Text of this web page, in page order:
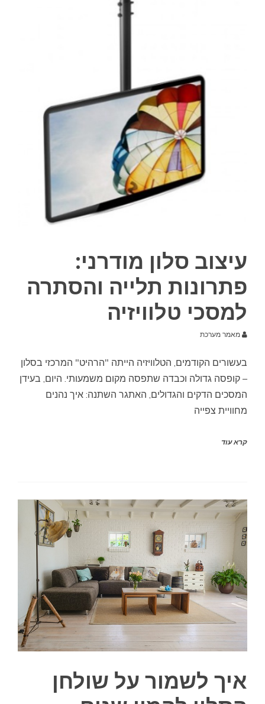
עיצוב סלון מודרני:
פתרונות תלייה והסתרה
למסכי טלוויזיה
מאמר מערכת
בעשורים הקודמים, הטלוויזיה הייתה "הרהיט" המרכזי בסלון
– קופסה גדולה וכבדה שתפסה מקום משמעותי. היום, בעידן
המסכים הדקים והגדולים, האתגר השתנה: איך נהנים
מחוויית צפייה
קרא עוד
איך לשמור על שולחן